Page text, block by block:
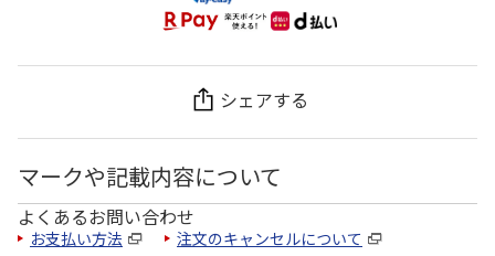
シェアする
マークや記載内容について
よくあるお問い合わせ
お支払い方法 注文のキャンセルについて